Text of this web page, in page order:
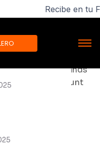
Recibe en tu
Empowering Brands
Ac Sed Tincidunt